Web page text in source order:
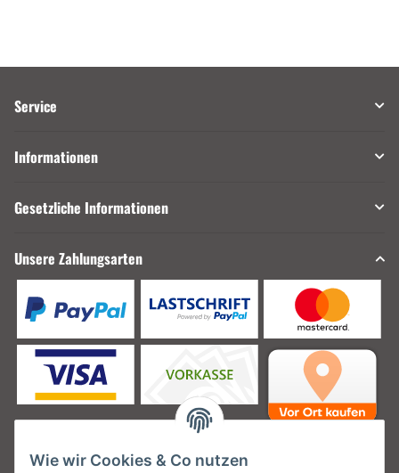
Service
Informationen
Gesetzliche Informationen
Unsere Zahlungsarten
Wie wir Cookies & Co nutzen